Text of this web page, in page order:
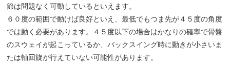
節は問題なく可動しているといえます。
６０度の範囲で動けば良好といえ、最低でもつま先が４５度の角度
では動く必要があります。４５度以下の場合はかなりの確率で骨盤
のスウェイが起こっているか、バックスイング時に動きが小さいま
たは軸回旋が行えていない可能性があります。